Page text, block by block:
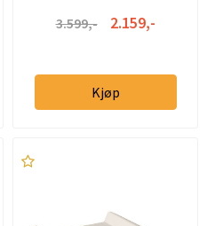
3.599,- 2.159,-
Kjøp